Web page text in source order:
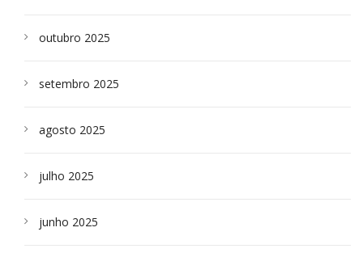
outubro 2025
setembro 2025
agosto 2025
julho 2025
junho 2025